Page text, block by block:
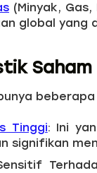
(Minyak,
global yang
Saham
Tinggi: Ini
signifikan